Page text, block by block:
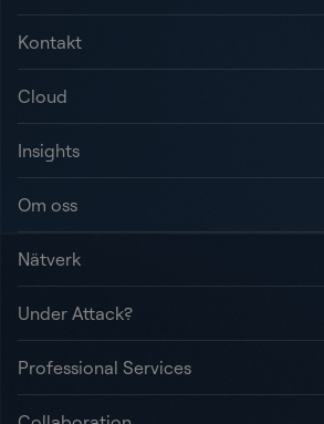
Kontakt
Cloud
Insights
Om oss
Nätverk
Under Attack?
Professional Services